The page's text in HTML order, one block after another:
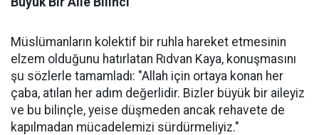
Müslümanların kolektif bir ruhla hareket etmesinin
elzem olduğunu hatırlatan Rıdvan Kaya, konuşmasını
şu sözlerle tamamladı: "Allah için ortaya konan her
çaba, atılan her adım değerlidir. Bizler büyük bir aileyiz
ve bu bilinçle, yeise düşmeden ancak rehavete de
kapılmadan mücadelemizi sürdürmeliyiz."